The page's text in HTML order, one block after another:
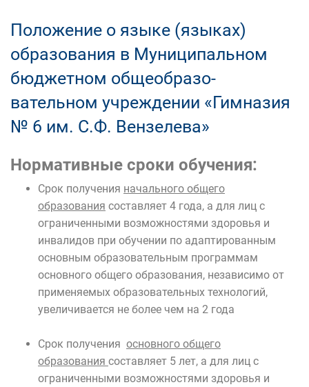
Положение о языке (языках)
образования в Муниципальном
бюджетном общеобразо-
вательном учреждении «Гимназия
№ 6 им. С.Ф. Вензелева»
Нормативные сроки обучения:
Срок получения начального общего
образования составляет 4 года, а для лиц с
ограниченными возможностями здоровья и
инвалидов при обучении по адаптированным
основным образовательным программам
основного общего образования, независимо от
применяемых образовательных технологий,
увеличивается не более чем на 2 года
Срок получения основного общего
образования составляет 5 лет, а для лиц с
ограниченными возможностями здоровья и